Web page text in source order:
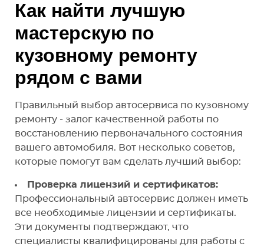
Как найти лучшую
мастерскую по
кузовному ремонту
рядом с вами
Правильный выбор автосервиса по кузовному
ремонту - залог качественной работы по
восстановлению первоначального состояния
вашего автомобиля. Вот несколько советов,
которые помогут вам сделать лучший выбор:
Проверка лицензий и сертификатов:
Профессиональный автосервис должен иметь
все необходимые лицензии и сертификаты.
Эти документы подтверждают, что
специалисты квалифицированы для работы с